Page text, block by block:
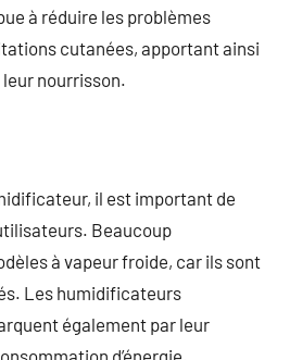
à réduire les problèmes
cutanées, apportant ainsi
nourrisson.
il est important de
Beaucoup
à vapeur froide, car ils sont
Les humidificateurs
également par leur
d’énergie.